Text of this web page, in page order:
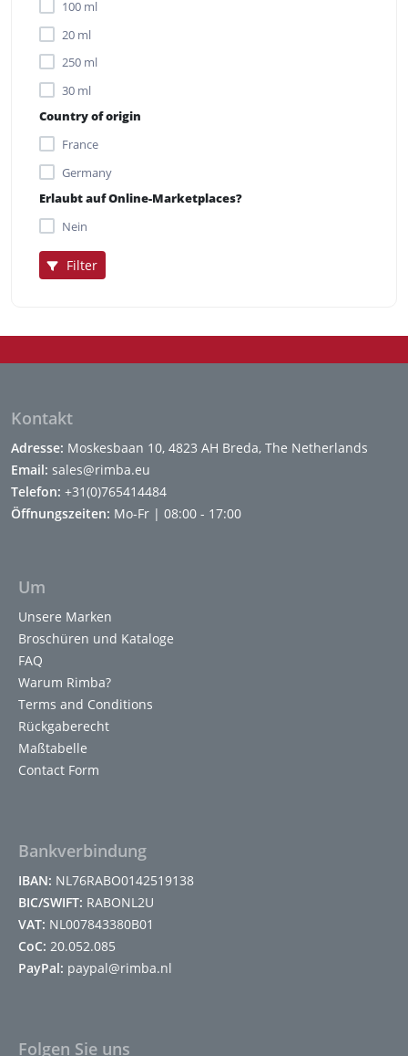
100 ml
20 ml
250 ml
30 ml
Country of origin
France
Germany
Erlaubt auf Online-Marketplaces?
Nein
Filter
Kontakt
Adresse: Moskesbaan 10, 4823 AH Breda, The Netherlands
Email: sales@rimba.eu
Telefon: +31(0)765414484
Öffnungszeiten: Mo-Fr | 08:00 - 17:00
Um
Unsere Marken
Broschüren und Kataloge
FAQ
Warum Rimba?
Terms and Conditions
Rückgaberecht
Maßtabelle
Contact Form
Bankverbindung
IBAN: NL76RABO0142519138
BIC/SWIFT: RABONL2U
VAT: NL007843380B01
CoC: 20.052.085
PayPal: paypal@rimba.nl
Folgen Sie uns